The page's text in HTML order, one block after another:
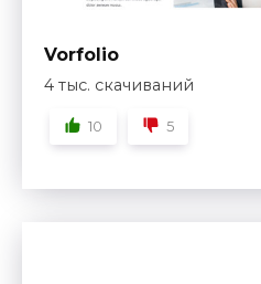
Vorfolio
4 тыс. скачиваний
10 5